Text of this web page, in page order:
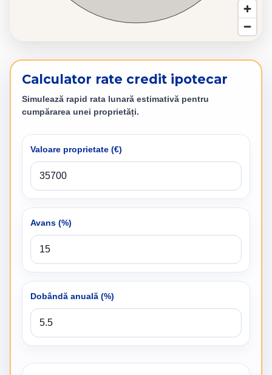
Calculator rate credit ipotecar
Simulează rapid rata lunară estimativă pentru
cumpărarea unei proprietăți.
Valoare proprietate (€)
Avans (%)
Dobândă anuală (%)